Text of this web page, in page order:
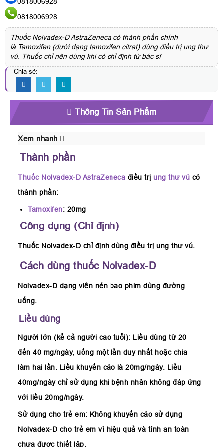
0818006928
Thuốc Nolvadex-D AstraZeneca có thành phần chính
là Tamoxifen (dưới dạng tamoxifen citrat) dùng điều trị ung thư
vú. Thuốc chỉ nên dùng khi có chỉ định từ bác sĩ
Chia sẻ:
Thông Tin Sản Phẩm
Xem nhanh
Thành phần
Thuốc Nolvadex-D AstraZeneca điều trị ung thư vú có
thành phần:
Tamoxifen: 20mg
Công dụng (Chỉ định)
Thuốc Nolvadex-D chỉ định dùng điều trị ung thư vú.
Cách dùng thuốc Nolvadex-D
Nolvadex-D dạng viên nén bao phim dùng đường
uống.
Liều dùng
Người lớn (kể cả người cao tuổi): Liều dùng từ 20
đến 40 mg/ngày, uống một lần duy nhất hoặc chia
làm hai lần. Liều khuyến cáo là 20mg/ngày. Liều
40mg/ngày chỉ sử dụng khi bệnh nhân không đáp ứng
với liều 20mg/ngày.
Sử dụng cho trẻ em: Không khuyến cáo sử dụng
Nolvadex-D cho trẻ em vì hiệu quả và tính an toàn
chưa được thiết lập.